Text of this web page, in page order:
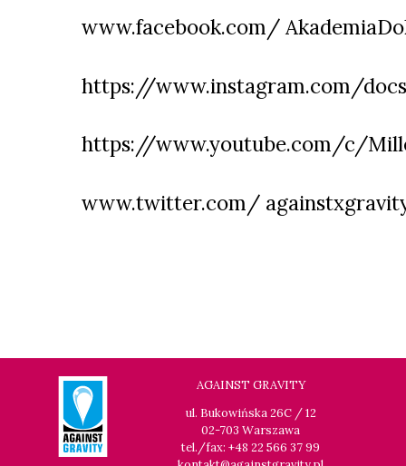
www.facebook.com/
https://www.instagram.com/
https://www.youtube.com/c/
www.twitter.com/
AGAINST GRAVITY
ul. Bukowińska 26C / 12
02-703 Warszawa
tel./fax: +48 22 566 37 99